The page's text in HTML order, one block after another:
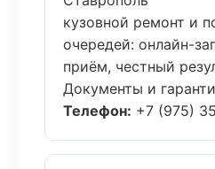
кузовной ремонт и
очередей: онлайн-
приём, честный
Документы и
Телефон: +7 (975)